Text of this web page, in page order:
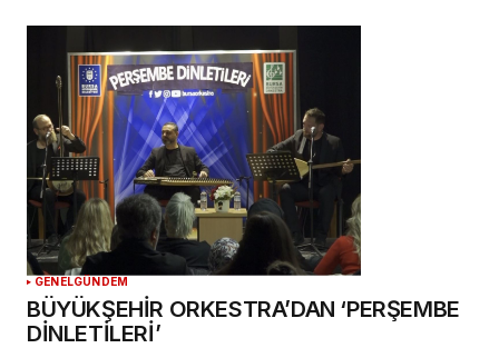
GENELGÜNDEM
BÜYÜKŞEHİR ORKESTRA’DAN ‘PERŞEMBE
DİNLETİLERİ’